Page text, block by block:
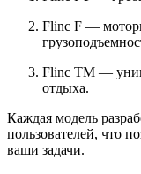
Flinc F —
Flinc TM —
отдыха.
Каждая модель
пользователей, что
ваши задачи.